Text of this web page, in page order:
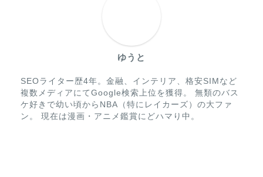
ゆうと
SEOライター歴4年。金融、インテリア、格安SIMなど
複数メディアにてGoogle検索上位を獲得。 無類のバス
ケ好きで幼い頃からNBA（特にレイカーズ）の大ファ
ン。 現在は漫画・アニメ鑑賞にどハマり中。